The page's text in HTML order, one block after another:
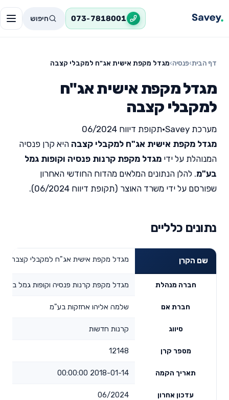
073-7818001 חיפוש
דף הבית›פנסיה›מגדל מקפת אישית אג"ח למקבלי קצבה
מגדל מקפת אישית אג"ח
למקבלי קצבה
מערכת Savey •תקופת דיווח 06/2024
מגדל מקפת אישית אג"ח למקבלי קצבה היא קרן פנסיה
המנוהלת על ידי מגדל מקפת קרנות פנסיה וקופות גמל
בע"מ. להלן הנתונים המלאים מהדוח החודשי האחרון
שפורסם על ידי משרד האוצר (תקופת דיווח 06/2024).
נתונים כלליים
שם הקרן מגדל מקפת אישית אג"ח למקבלי קצבה
חברה מנהלת מגדל מקפת קרנות פנסיה וקופות גמל בע"מ
חברת אם שלמה אליהו אחזקות בע"מ
סיווג קרנות חדשות
מספר קרן 12148
תאריך הקמה 2018-01-14 00:00:00
עדכון אחרון 06/2024